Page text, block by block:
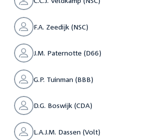
F.A. Zeedijk (NSC)
J.M. Paternotte (D66)
G.P. Tuinman (BBB)
D.G. Boswijk (CDA)
L.A.J.M. Dassen (Volt)